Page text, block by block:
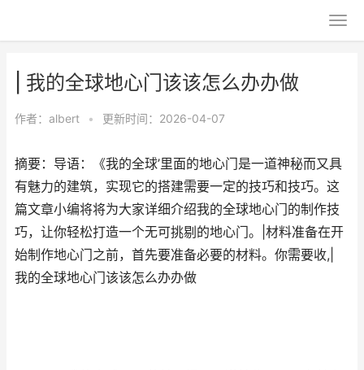
| 我的全球地心门该该怎么办办做
作者： albert • 更新时间：2026-04-07
摘要：导语：《我的全球’里面的地心门是一道神秘而又具
有魅力的建筑，实现它的搭建需要一定的技巧和技巧。这
篇文章小编将将为大家详细介绍我的全球地心门的制作技
巧，让你轻松打造一个无可挑剔的地心门。|材料准备在开
始制作地心门之前，首先要准备必要的材料。你需要收,|
我的全球地心门该该怎么办办做